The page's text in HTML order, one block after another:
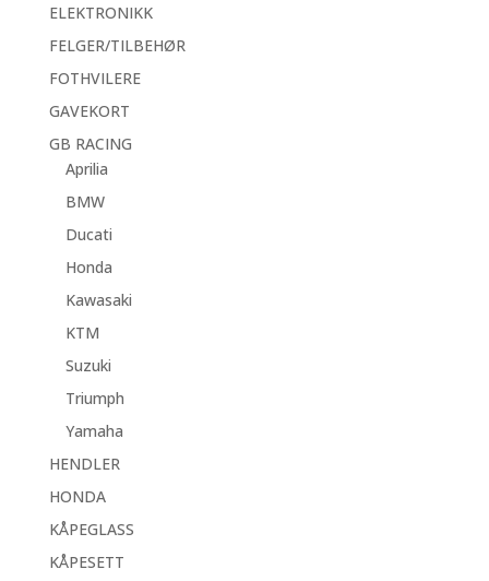
ELEKTRONIKK
FELGER/TILBEHØR
FOTHVILERE
GAVEKORT
GB RACING
Aprilia
BMW
Ducati
Honda
Kawasaki
KTM
Suzuki
Triumph
Yamaha
HENDLER
HONDA
KÅPEGLASS
KÅPESETT